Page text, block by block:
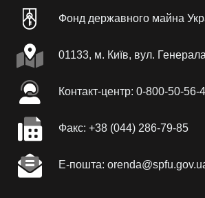
Фонд державного майна
01133, м. Київ, вул.
Контакт-центр: 0-800-50-56-
Факc: +38 (044) 286-79-85
Е-пошта: